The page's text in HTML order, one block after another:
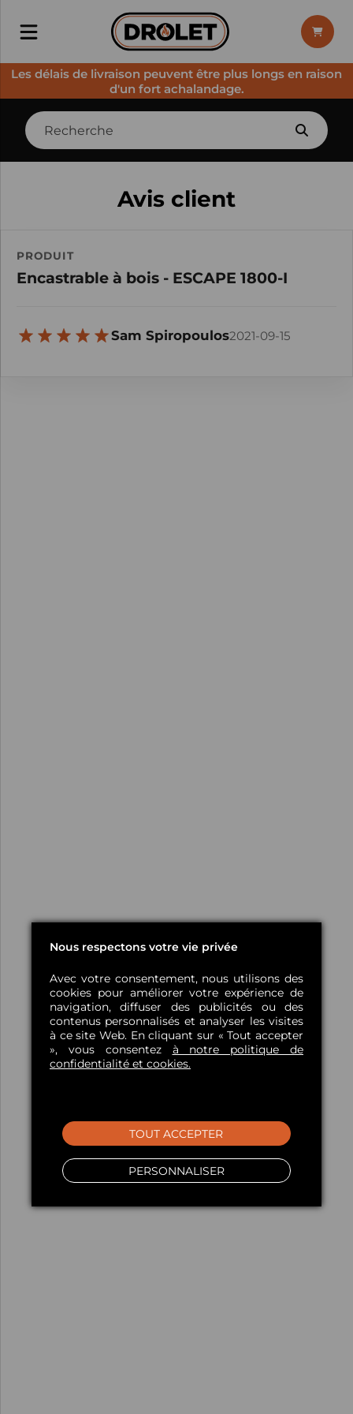
Les délais de livraison peuvent être plus longs en raison
d'un fort achalandage.
Avis client
PRODUIT
Encastrable à bois - ESCAPE 1800-I
Sam Spiropoulos2021-09-15
Nous respectons votre vie privée
Avec votre consentement, nous utilisons des
cookies pour améliorer votre expérience de
navigation, diffuser des publicités ou des
contenus personnalisés et analyser les visites
à ce site Web. En cliquant sur « Tout accepter
», vous consentez à notre politique de
confidentialité et cookies.
PERSONNALISER
TOUT ACCEPTER